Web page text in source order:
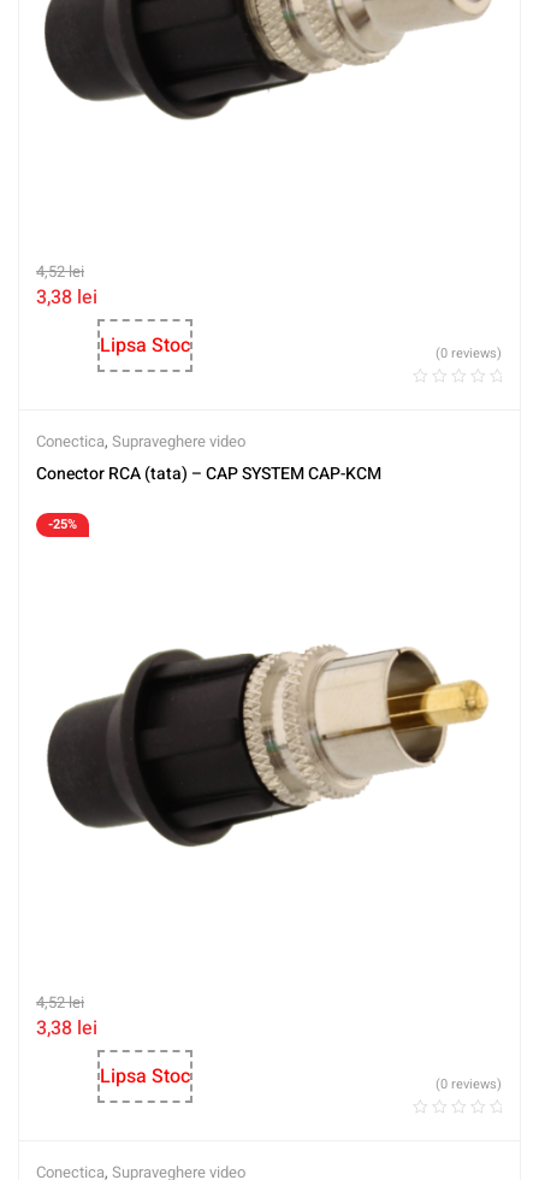
4,52lei
3,38 lei
Lipsa Stoc
(0 reviews)
Conectica, Supraveghere video
Conector RCA (tata) – CAP SYSTEM CAP-KCM
-25%
4,52lei
3,38 lei
Lipsa Stoc
(0 reviews)
Conectica, Supraveghere video